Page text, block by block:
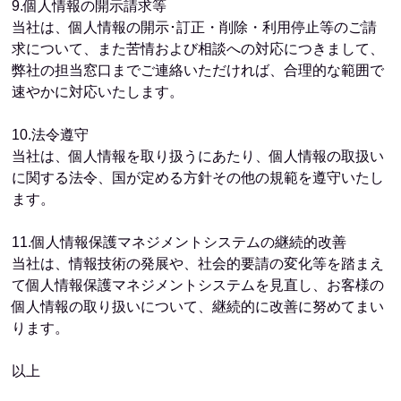
9.個人情報の開示請求等
当社は、個人情報の開示･訂正・削除・利用停止等のご請
求について、また苦情および相談への対応につきまして、
弊社の担当窓口までご連絡いただければ、合理的な範囲で
速やかに対応いたします。
10.法令遵守
当社は、個人情報を取り扱うにあたり、個人情報の取扱い
に関する法令、国が定める方針その他の規範を遵守いたし
ます。
11.個人情報保護マネジメントシステムの継続的改善
当社は、情報技術の発展や、社会的要請の変化等を踏まえ
て個人情報保護マネジメントシステムを見直し、お客様の
個人情報の取り扱いについて、継続的に改善に努めてまい
ります。
以上